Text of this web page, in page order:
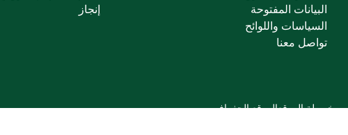
البيانات المفتوحة
السياسات واللوائح
تواصل معنا
إنجاز
خريطة الموقعالموقع الجغرافي